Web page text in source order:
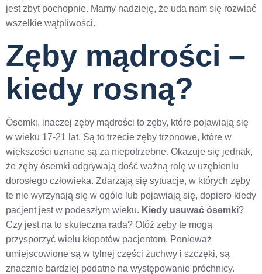
jest zbyt pochopnie. Mamy nadzieję, że uda nam się rozwiać
wszelkie wątpliwości.
Zęby mądrości –
kiedy rosną?
Ósemki, inaczej zęby mądrości to zęby, które pojawiają się
w wieku 17-21 lat. Są to trzecie zęby trzonowe, które w
większości uznane są za niepotrzebne. Okazuje się jednak,
że zęby ósemki odgrywają dość ważną rolę w uzębieniu
dorosłego człowieka. Zdarzają się sytuacje, w których zęby
te nie wyrzynają się w ogóle lub pojawiają się, dopiero kiedy
pacjent jest w podeszłym wieku. Kiedy usuwać ósemki?
Czy jest na to skuteczna rada? Otóż zęby te mogą
przysporzyć wielu kłopotów pacjentom. Ponieważ
umiejscowione są w tylnej części żuchwy i szczęki, są
znacznie bardziej podatne na występowanie próchnicy.